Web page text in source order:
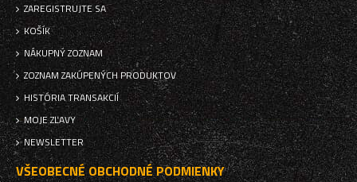
ZAREGISTRUJTE SA
KOŠÍK
NÁKUPNÝ ZOZNAM
ZOZNAM ZAKÚPENÝCH PRODUKTOV
HISTÓRIA TRANSAKCIÍ
MOJE ZĽAVY
NEWSLETTER
VŠEOBECNÉ OBCHODNÉ PODMIENKY